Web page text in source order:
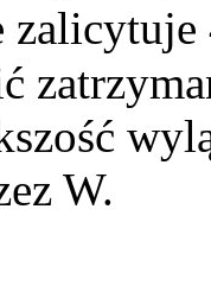
zalicytuje
W.